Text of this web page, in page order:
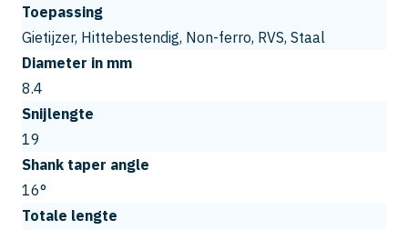
Toepassing
Gietijzer, Hittebestendig, Non-ferro, RVS, Staal
Diameter in mm
8.4
Snijlengte
19
Shank taper angle
16°
Totale lengte